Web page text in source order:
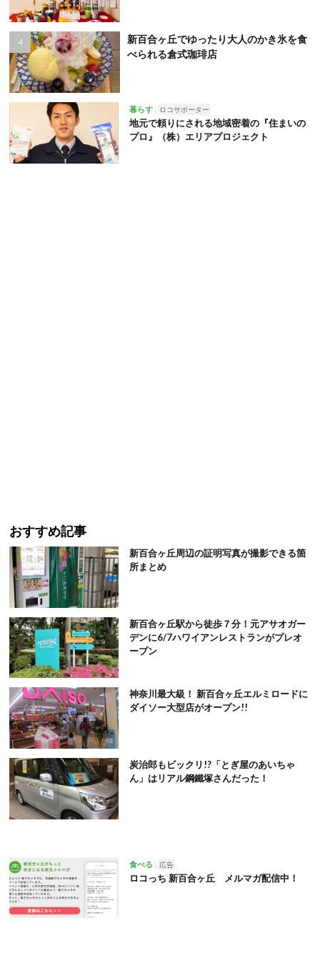
新百合ヶ丘でゆったり大人のかき氷を食
べられる倉式珈琲店
暮らす ロコサポーター
地元で頼りにされる地域密着の『住まいの
プロ』（株）エリアプロジェクト
おすすめ記事
新百合ヶ丘周辺の証明写真が撮影できる箇
所まとめ
新百合ヶ丘駅から徒歩７分！元アサオガー
デンに6/7ハワイアンレストランがプレオ
ープン
神奈川最大級！ 新百合ヶ丘エルミロードに
ダイソー大型店がオープン!!
炭治郎もビックリ!?「とぎ屋のあいちゃ
ん」はリアル鋼鐵塚さんだった！
食べる 広告
ロコっち 新百合ヶ丘 メルマガ配信中！